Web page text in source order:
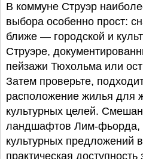
В коммуне Струэр
выбора особенно прост:
ближе — городской и
Струэре,
пейзажи Тюхольма или
Затем проверьте,
расположение жилья для
культурных целей.
ландшафтов Лим-фьорда,
культурных предложений
практическая